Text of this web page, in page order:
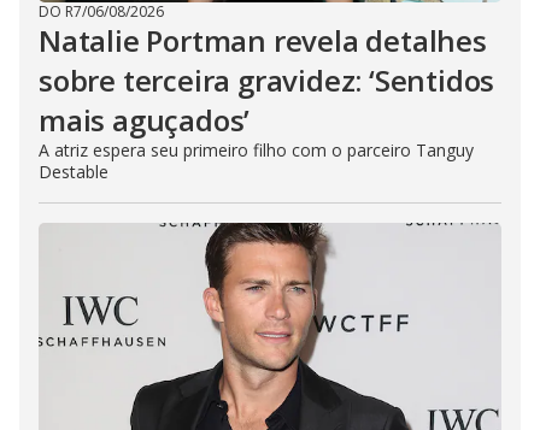
DO R7/06/08/2026
Natalie Portman revela detalhes
sobre terceira gravidez: ‘Sentidos
mais aguçados’
A atriz espera seu primeiro filho com o parceiro Tanguy
Destable